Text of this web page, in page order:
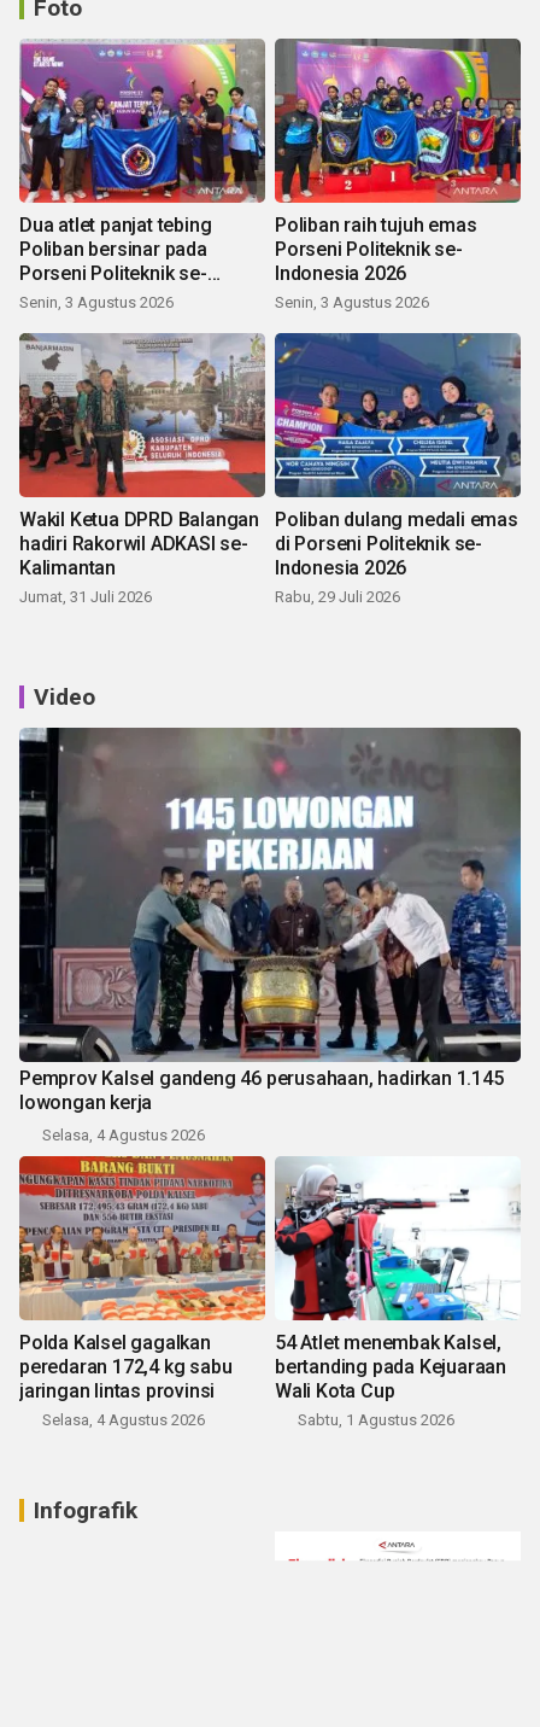
Foto
Dua atlet panjat tebing
Poliban bersinar pada
Porseni Politeknik se-
Indonesia 2026
Senin, 3 Agustus 2026
Poliban raih tujuh emas
Porseni Politeknik se-
Indonesia 2026
Senin, 3 Agustus 2026
Wakil Ketua DPRD Balangan
hadiri Rakorwil ADKASI se-
Kalimantan
Jumat, 31 Juli 2026
Poliban dulang medali emas
di Porseni Politeknik se-
Indonesia 2026
Rabu, 29 Juli 2026
Video
Pemprov Kalsel gandeng 46 perusahaan, hadirkan 1.145
lowongan kerja
Selasa, 4 Agustus 2026
Polda Kalsel gagalkan
peredaran 172,4 kg sabu
jaringan lintas provinsi
Selasa, 4 Agustus 2026
54 Atlet menembak Kalsel,
bertanding pada Kejuaraan
Wali Kota Cup
Sabtu, 1 Agustus 2026
Infografik